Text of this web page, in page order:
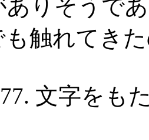
ありそうで
触れてき
文字をも